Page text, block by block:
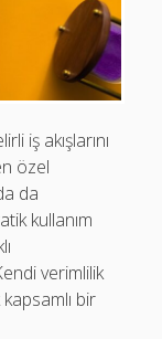
Adım Tasarım
iş akışlarını
özel
da
kullanım
verimlilik
bir